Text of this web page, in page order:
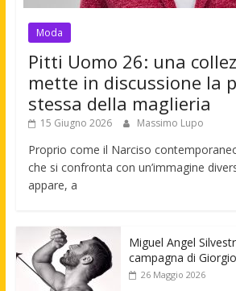
Moda
Pitti Uomo 26: una
mette in discussione la
stessa della maglieria
15 Giugno 2026 Massimo Lupo
Proprio come il Narciso
che si confronta con un’immagine
appare, a
Miguel Angel
campagna di
26 Maggio 2026